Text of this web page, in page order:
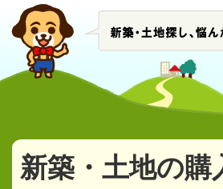
新築・土地の